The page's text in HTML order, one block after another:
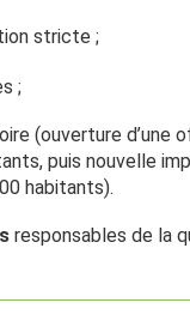
stricte ;
;
(ouverture d’une
puis nouvelle
habitants).
responsables de la